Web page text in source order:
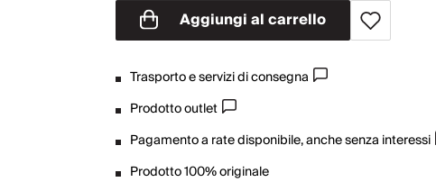
Aggiungi al carrello
Trasporto e servizi di consegna
Prodotto outlet
Pagamento a rate disponibile, anche senza interessi
Prodotto 100% originale